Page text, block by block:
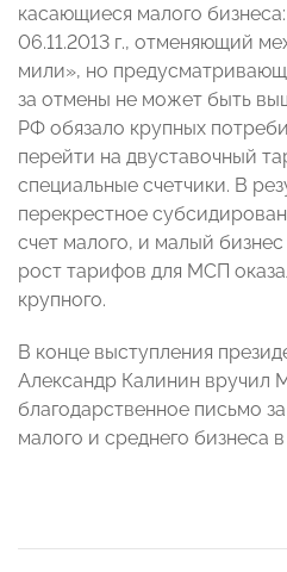
касающиеся малого
06.11.2013 г., отменяющий
мили», но
за отмены не может быть
РФ обязало крупных
перейти на двуставочный
специальные счетчики. В
перекрестное
счет малого, и малый
рост тарифов для МСП
крупного.
В конце выступления
Александр Калинин вручил
благодарственное письмо
малого и среднего бизнеса